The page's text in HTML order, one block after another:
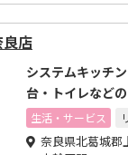
店
システムキッチ
台・トイレなど
す生活・サービス
奈良県北葛城